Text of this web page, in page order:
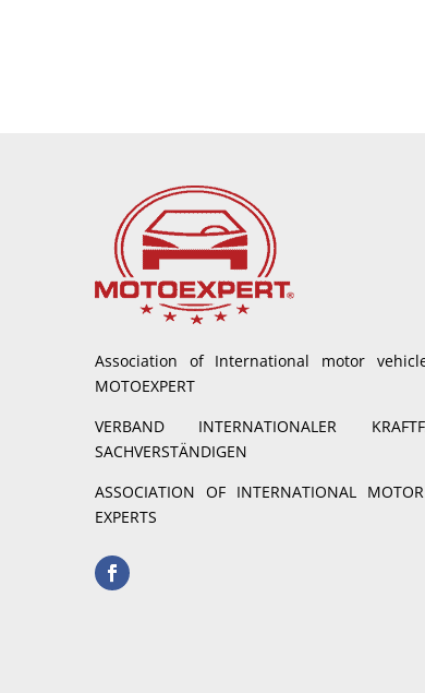
Association of International motor
MOTOEXPERT
VERBAND INTERNATIONALER
SACHVERSTÄNDIGEN
ASSOCIATION OF INTERNATIONAL
EXPERTS